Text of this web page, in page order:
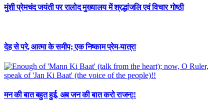
मुंशी प्रेमचंद जयंती पर रालोद मुख्यालय में श्रद्धांजलि एवं विचार गोष्ठी
देह से परे, आत्मा के समीप; एक निष्काम प्रेम-यात्रा
मन की बात बहुत हुई, अब जन की बात करो राजन्!!